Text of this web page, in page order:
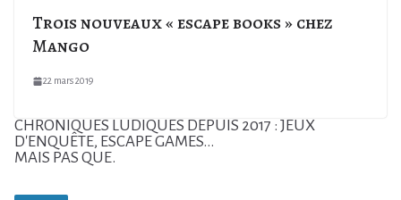
Trois nouveaux « escape books » chez
Mango
22 mars 2019
CHRONIQUES LUDIQUES DEPUIS 2017 : JEUX
D'ENQUÊTE, ESCAPE GAMES...
MAIS PAS QUE.